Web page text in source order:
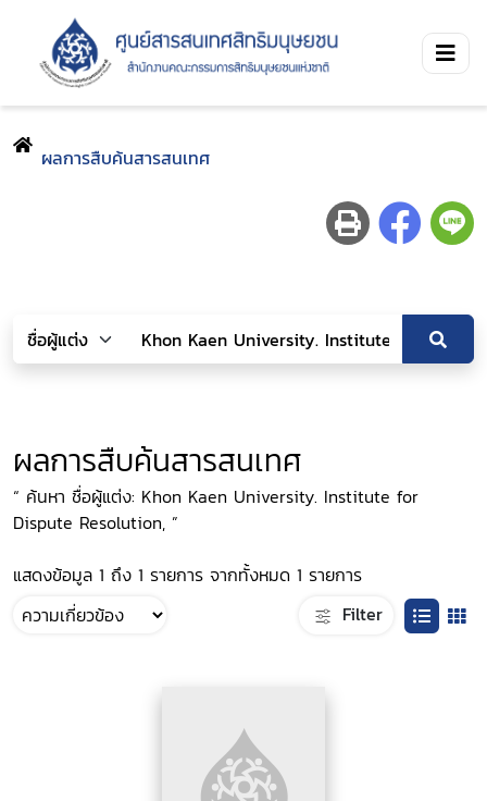
ผลการสืบค้นสารสนเทศ
ผลการสืบค้นสารสนเทศ
“ ค้นหา ชื่อผู้แต่ง: Khon Kaen University. Institute for
Dispute Resolution, ”
แสดงข้อมูล 1 ถึง 1 รายการ จากทั้งหมด 1 รายการ
Filter